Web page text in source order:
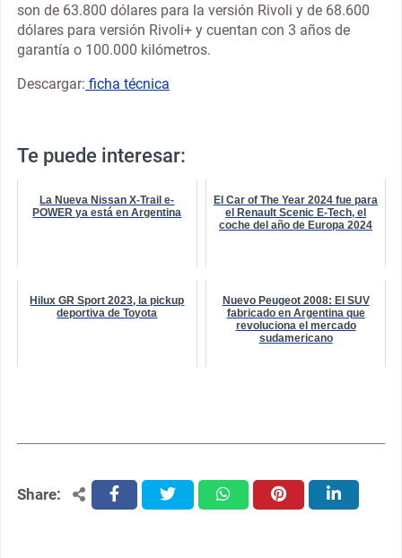
son de 63.800 dólares para la versión Rivoli y de 68.600
dólares para versión Rivoli+ y cuentan con 3 años de
garantía o 100.000 kilómetros.
Descargar: ficha técnica
Te puede interesar:
La Nueva Nissan X-Trail e-
POWER ya está en Argentina
El Car of The Year 2024 fue para
el Renault Scenic E-Tech, el
coche del año de Europa 2024
Hilux GR Sport 2023, la pickup
deportiva de Toyota
Nuevo Peugeot 2008: El SUV
fabricado en Argentina que
revoluciona el mercado
sudamericano
Share: facebooktwitter whatsapppinterest linkedin